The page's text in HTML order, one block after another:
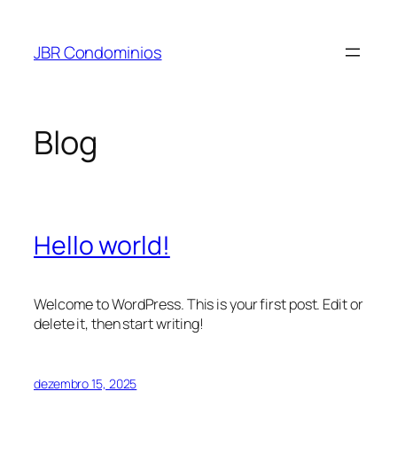
JBR Condominios
Blog
Hello world!
Welcome to WordPress. This is your first post. Edit or
delete it, then start writing!
dezembro 15, 2025